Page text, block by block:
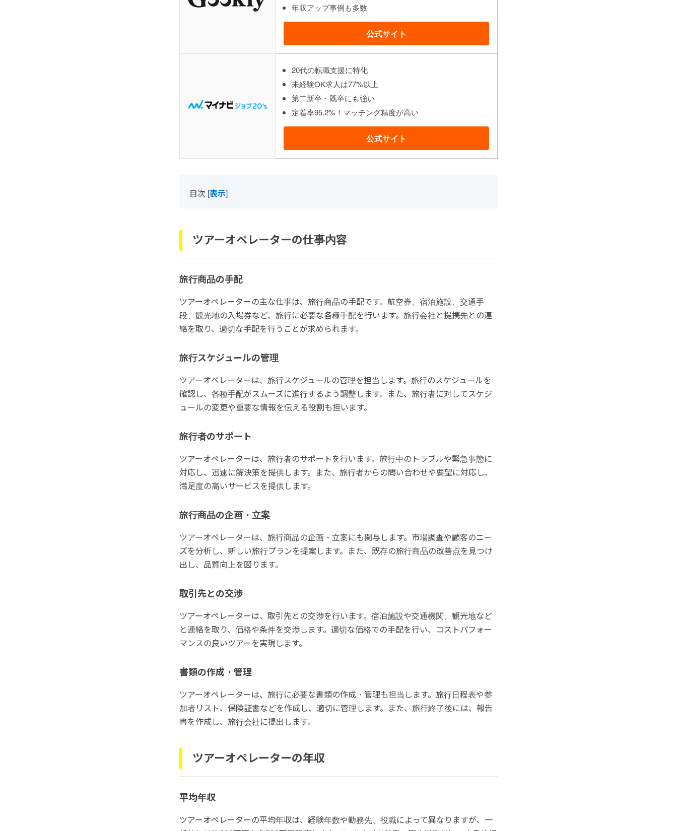
年収アップ事例も多数
公式サイト
20代の転職支援に特化
未経験OK求人は77%以上
第二新卒・既卒にも強い
定着率95.2%！マッチング精度が高い
公式サイト
目次 [表示]
ツアーオペレーターの仕事内容
旅行商品の手配
ツアーオペレーターの主な仕事は、旅行商品の手配です。航空券、宿泊施設、交通手
段、観光地の入場券など、旅行に必要な各種手配を行います。旅行会社と提携先との連
絡を取り、適切な手配を行うことが求められます。
旅行スケジュールの管理
ツアーオペレーターは、旅行スケジュールの管理を担当します。旅行のスケジュールを
確認し、各種手配がスムーズに進行するよう調整します。また、旅行者に対してスケジ
ュールの変更や重要な情報を伝える役割も担います。
旅行者のサポート
ツアーオペレーターは、旅行者のサポートを行います。旅行中のトラブルや緊急事態に
対応し、迅速に解決策を提供します。また、旅行者からの問い合わせや要望に対応し、
満足度の高いサービスを提供します。
旅行商品の企画・立案
ツアーオペレーターは、旅行商品の企画・立案にも関与します。市場調査や顧客のニー
ズを分析し、新しい旅行プランを提案します。また、既存の旅行商品の改善点を見つけ
出し、品質向上を図ります。
取引先との交渉
ツアーオペレーターは、取引先との交渉を行います。宿泊施設や交通機関、観光地など
と連絡を取り、価格や条件を交渉します。適切な価格での手配を行い、コストパフォー
マンスの良いツアーを実現します。
書類の作成・管理
ツアーオペレーターは、旅行に必要な書類の作成・管理も担当します。旅行日程表や参
加者リスト、保険証書などを作成し、適切に管理します。また、旅行終了後には、報告
書を作成し、旅行会社に提出します。
ツアーオペレーターの年収
平均年収
ツアーオペレーターの平均年収は、経験年数や勤務先、役職によって異なりますが、一